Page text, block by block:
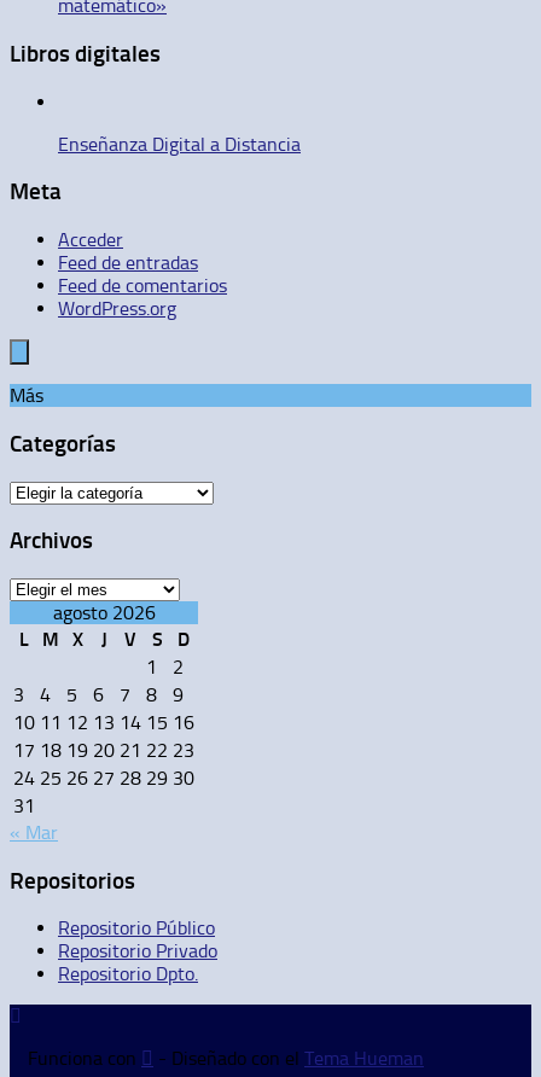
matemático»
Libros digitales
Enseñanza Digital a Distancia
Meta
Acceder
Feed de entradas
Feed de comentarios
WordPress.org
Más
Categorías
Categorías
Archivos
Archivos
agosto 2026
L
M X J V S
D
1
2
3
4 5 6 7 8
9
10 11 12 13 14 15 16
17 18 19 20 21 22 23
24 25 26 27 28 29 30
31
« Mar
Repositorios
Repositorio Público
Repositorio Privado
Repositorio Dpto.
Funciona con - Diseñado con el Tema Hueman